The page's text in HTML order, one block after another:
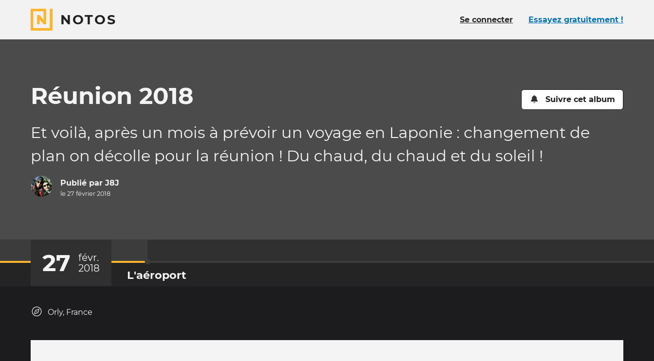
NOTOS Se connecter Essayez gratuitement !
Réunion 2018 Suivre cet album
Et voilà, après un mois à prévoir un voyage en Laponie : changement de
plan on décolle pour la réunion ! Du chaud, du chaud et du soleil !
Publié par J8J
le 27 février 2018
27
févr.
2018
L'aéroport
Orly, France